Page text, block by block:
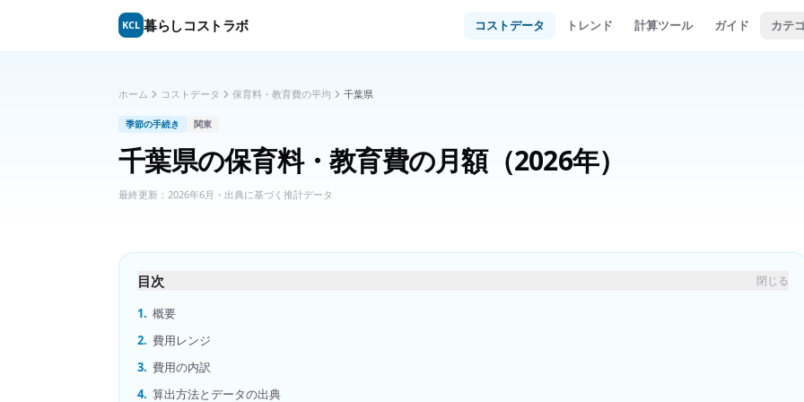
KCL 暮らしコストラボ コストデータ トレンド 計算ツール ガイド カテ
ホーム コストデータ 保育料・教育費の平均 千葉県
季節の手続き 関東
千葉県の保育料・教育費の月額（2026年）
最終更新： 2026年6月 ・出典に基づく推計データ
目次 閉じる
1. 概要
2. 費用レンジ
3. 費用の内訳
4. 算出方法とデータの出典